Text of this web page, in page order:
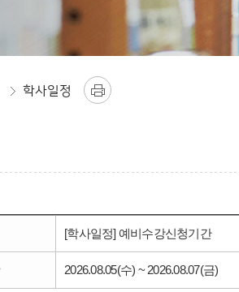
학사일정
[학사일정] 예비수강신청기간
2026.08.05(수) ~ 2026.08.07(금)